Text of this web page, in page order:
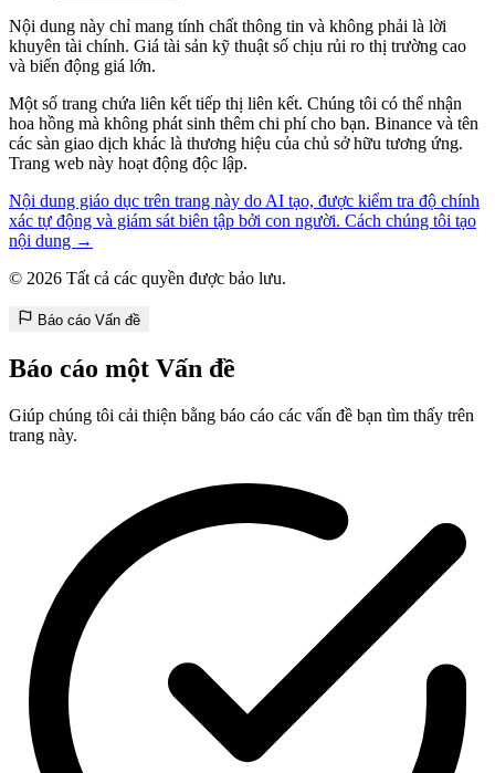
Nội dung này chỉ mang tính chất thông tin và không phải là lời
khuyên tài chính. Giá tài sản kỹ thuật số chịu rủi ro thị trường cao
và biến động giá lớn.
Một số trang chứa liên kết tiếp thị liên kết. Chúng tôi có thể nhận
hoa hồng mà không phát sinh thêm chi phí cho bạn. Binance và tên
các sàn giao dịch khác là thương hiệu của chủ sở hữu tương ứng.
Trang web này hoạt động độc lập.
Nội dung giáo dục trên trang này do AI tạo, được kiểm tra độ chính
xác tự động và giám sát biên tập bởi con người. Cách chúng tôi tạo
nội dung →
© 2026 Tất cả các quyền được bảo lưu.
Báo cáo Vấn đề
Báo cáo một Vấn đề
Giúp chúng tôi cải thiện bằng báo cáo các vấn đề bạn tìm thấy trên
trang này.